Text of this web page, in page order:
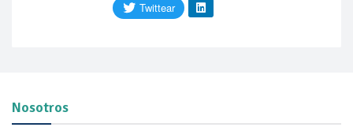
Así comienza un nuevo mes para los combustibles
Nosotros